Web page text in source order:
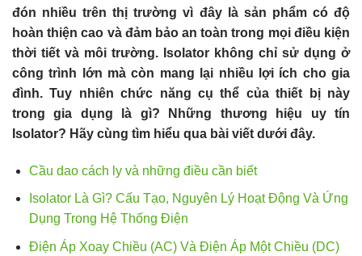
đón nhiều trên thị trường vì đây là sản phẩm có độ
hoàn thiện cao và đảm bảo an toàn trong mọi điều kiện
thời tiết và môi trường. Isolator không chỉ sử dụng ở
công trình lớn mà còn mang lại nhiều lợi ích cho gia
đình. Tuy nhiên chức năng cụ thể của thiết bị này
trong gia dụng là gì? Những thương hiệu uy tín
Isolator? Hãy cùng tìm hiểu qua bài viết dưới đây.
Cầu dao cách ly và những điều cần biết
Isolator Là Gì? Cấu Tạo, Nguyên Lý Hoạt Động Và Ứng
Dụng Trong Hệ Thống Điện
Điện Áp Xoay Chiều (AC) Và Điện Áp Một Chiều (DC)